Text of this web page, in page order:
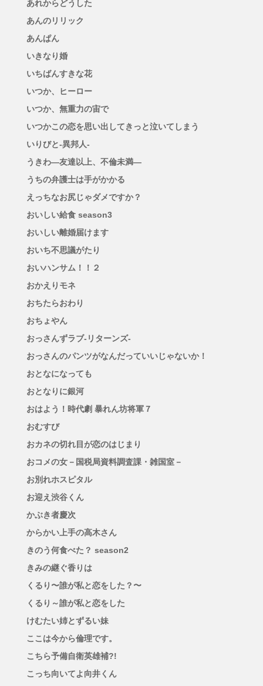
あれからどうした
あんのリリック
あんぱん
いきなり婚
いちばんすきな花
いつか、ヒーロー
いつか、無重力の宙で
いつかこの恋を思い出してきっと泣いてしまう
いりびと-異邦人-
うきわ―友達以上、不倫未満―
うちの弁護士は手がかかる
えっちなお尻じゃダメですか？
おいしい給食 season3
おいしい離婚届けます
おいち不思議がたり
おいハンサム！！２
おかえりモネ
おちたらおわり
おちょやん
おっさんずラブ-リターンズ-
おっさんのパンツがなんだっていいじゃないか！
おとなになっても
おとなりに銀河
おはよう！時代劇 暴れん坊将軍７
おむすび
おカネの切れ目が恋のはじまり
おコメの女－国税局資料調査課・雑国室－
お別れホスピタル
お迎え渋谷くん
かぶき者慶次
からかい上手の高木さん
きのう何食べた？ season2
きみの継ぐ香りは
くるり〜誰が私と恋をした？〜
くるり～誰が私と恋をした
けむたい姉とずるい妹
ここは今から倫理です。
こちら予備自衛英雄補?!
こっち向いてよ向井くん